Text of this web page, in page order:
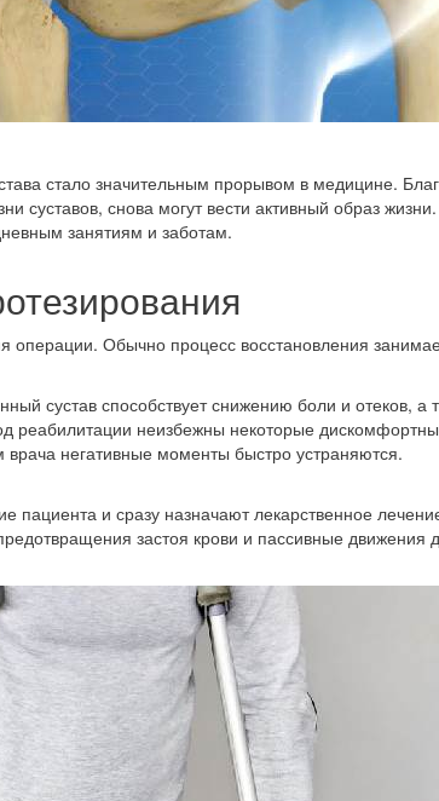
стало значительным прорывом в медицине.
суставов, снова могут вести активный образ
занятиям и заботам.
операции. Обычно процесс восстановления
сустав способствует снижению боли и отеков, а
реабилитации неизбежны некоторые
негативные моменты быстро устраняются.
пациента и сразу назначают лекарственное
застоя крови и пассивные движения